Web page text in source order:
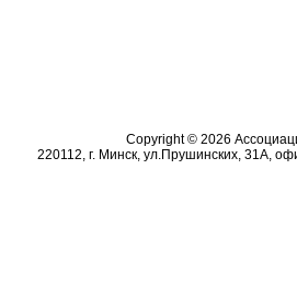
Copyright © 2026
220112, г. Минск, ул.Прушинских, 31А,